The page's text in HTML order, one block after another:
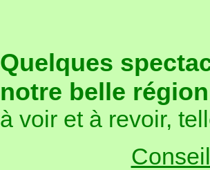
Quelques
notre belle région
à voir et à revoir,